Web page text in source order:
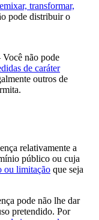
transformar,
pode distribuir o
não pode
de caráter
outros de
relativamente a
público ou cuja
ou limitação que seja
pode não lhe dar
pretendido. Por